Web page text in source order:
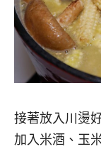
接著放入川燙
加入米酒、玉